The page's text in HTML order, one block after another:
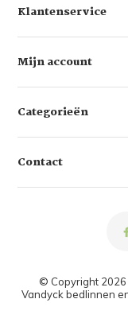
Klantenservice
Mijn account
Categorieën
Contact
© Copyright 2026
Vandyck bedlinnen